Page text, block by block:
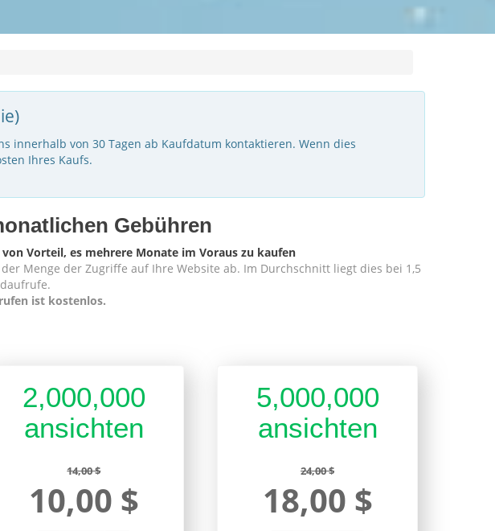
innerhalb von 30 Tagen ab Kaufdatum kontaktieren. Wenn dies
Ihres Kaufs.
Gebühren
Vorteil, es mehrere Monate im Voraus zu kaufen
Menge der Zugriffe auf Ihre Website ab. Im Durchschnitt liegt dies bei 1,5
ist kostenlos.
2,000,000
ansichten
14,00 $
10,00 $
5,000,000
ansichten
24,00 $
18,00 $